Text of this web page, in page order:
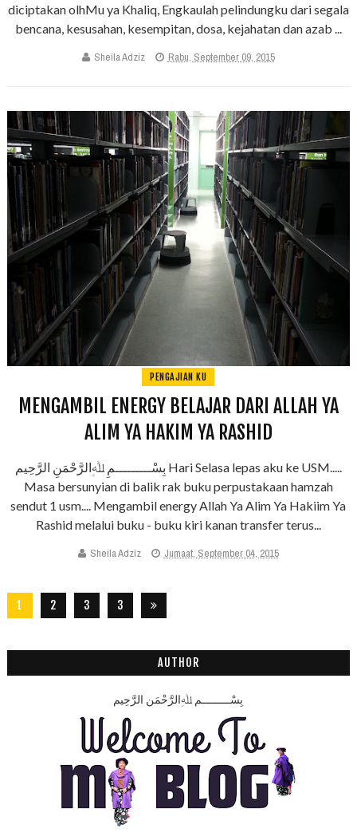
diciptakan olhMu ya Khaliq, Engkaulah pelindungku dari segala
bencana, kesusahan, kesempitan, dosa, kejahatan dan azab ...
Sheila Adziz Rabu, September 09, 2015
PENGAJIAN KU
MENGAMBIL ENERGY BELAJAR DARI ALLAH YA
ALIM YA HAKIM YA RASHID
بِسْـــــــــمِ ﷲِالرَّحْمَنِ الرَّحِيم Hari Selasa lepas aku ke USM.....
Masa bersunyian di balik rak buku perpustakaan hamzah
sendut 1 usm.... Mengambil energy Allah Ya Alim Ya Hakiim Ya
Rashid melalui buku - buku kiri kanan transfer terus...
Sheila Adziz Jumaat, September 04, 2015
1 2 3
3
AUTHOR
بِسْـــــــــمِ ﷲِالرَّحْمَنِ الرَّحِيم